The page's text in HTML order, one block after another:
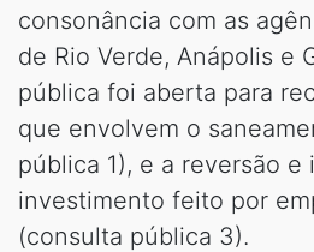
consonância com as
de Rio Verde, Anápolis e
pública foi aberta para
que envolvem o
pública 1), e a reversão e
investimento feito por
(consulta pública 3).